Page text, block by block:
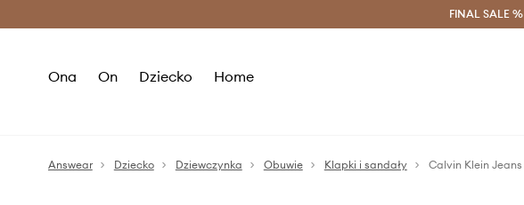
Oszczędzaj z Answear
FINAL SALE
Ona On Dziecko Home
Answear Dziecko Dziewczynka Obuwie Klapki i sandały Calvin Klein